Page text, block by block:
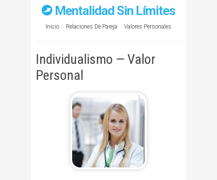
Mentalidad Sin Límites
Inicio Relaciones De Pareja Valores Personales
Individualismo — Valor
Personal